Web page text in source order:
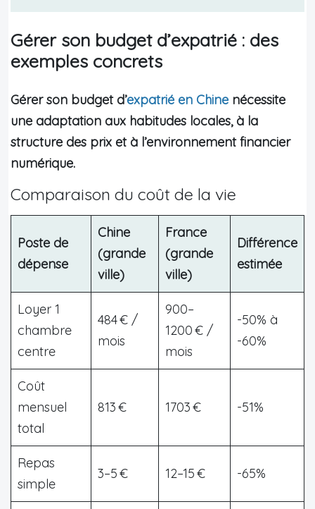
Gérer son budget d’expatrié : des
exemples concrets
Gérer son budget d’expatrié en Chine nécessite
une adaptation aux habitudes locales, à la
structure des prix et à l’environnement financier
numérique.
Comparaison du coût de la vie
Poste de
dépense
Chine
(grande
ville)
France
(grande
ville)
Différence
estimée
Loyer 1
chambre
centre
484 € /
mois
900–
1200 € /
mois
-50% à
-60%
Coût
mensuel
total
813 € 1703 € -51%
Repas
simple
3–5 € 12–15 € -65%